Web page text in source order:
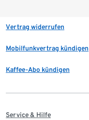
Vertrag widerrufen
Mobilfunkvertrag kündigen
Kaffee-Abo kündigen
Service & Hilfe